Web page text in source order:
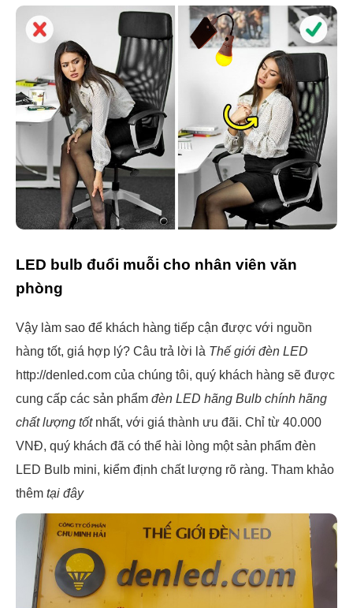
LED bulb đuổi muỗi cho nhân viên văn
phòng
Vậy làm sao để khách hàng tiếp cận được với nguồn
hàng tốt, giá hợp lý? Câu trả lời là Thế giới đèn LED
http://denled.com của chúng tôi, quý khách hàng sẽ được
cung cấp các sản phẩm đèn LED hãng Bulb chính hãng
chất lượng tốtnhất, với giá thành ưu đãi. Chỉ từ 40.000
VNĐ, quý khách đã có thể hài lòng một sản phẩm đèn
LED Bulb mini, kiểm định chất lượng rõ ràng. Tham khảo
thêm tại đây